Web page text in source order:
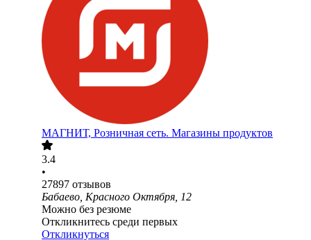
МАГНИТ, Розничная сеть. Магазины продуктов
3.4
•
27897 отзывов
Бабаево, Красного Октября, 12
Можно без резюме
Откликнитесь среди первых
Откликнуться